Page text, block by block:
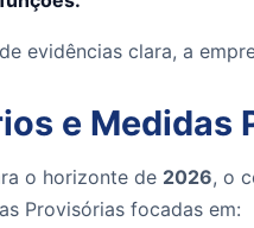
evidências clara, a
e
o horizonte de 2026, o
Provisórias focadas em: